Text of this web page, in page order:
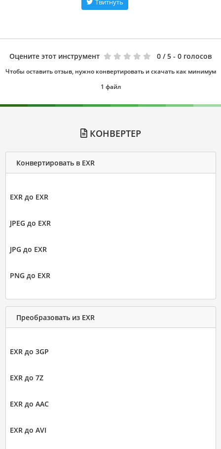
Твитнуть
Оцените этот инструмент 0 / 5 - 0 голосов
Чтобы оставить отзыв, нужно конвертировать и скачать как минимум
1 файл
КОНВЕРТЕР
Конвертировать в EXR
EXR до EXR
JPEG до EXR
JPG до EXR
PNG до EXR
Преобразовать из EXR
EXR до 3GP
EXR до 7Z
EXR до AAC
EXR до AVI